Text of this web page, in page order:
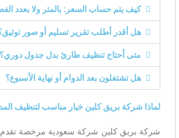
كيف يتم حساب السعر: بالمتر ولا بعدد
هل أقدر أطلب تقرير تسليم أو صور
متى أحتاج تنظيف طارئ بدل جدول دوري؟
هل تشتغلون بعد الدوام أو نهاية الأسبوع؟
لماذا شركة بريق كلين خيار مناسب لتنظيف
شركة بريق كلين شركة سعودية مرخصة تقدم